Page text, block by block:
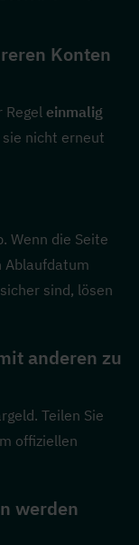
Konten
Regel einmalig
nicht erneut
Wenn die Seite
Ablaufdatum
sind, lösen
anderen zu
Teilen Sie
offiziellen
werden